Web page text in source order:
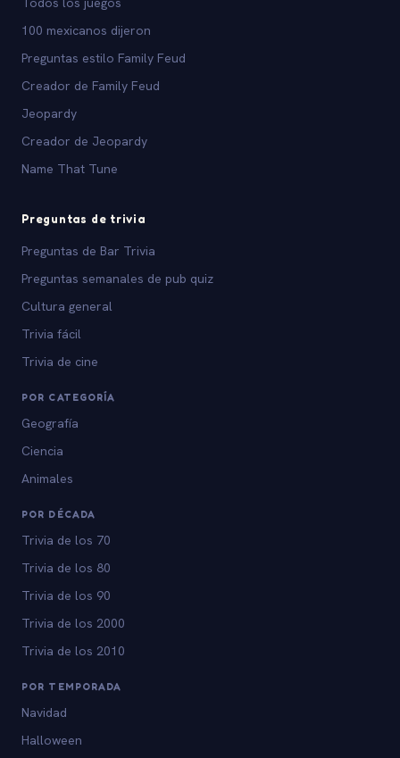
100 mexicanos dijeron
Preguntas estilo Family Feud
Creador de Family Feud
Jeopardy
Creador de Jeopardy
Name That Tune
Preguntas de trivia
Preguntas de Bar Trivia
Preguntas semanales de pub quiz
Cultura general
Trivia fácil
Trivia de cine
POR CATEGORÍA
Geografía
Ciencia
Animales
POR DÉCADA
Trivia de los 70
Trivia de los 80
Trivia de los 90
Trivia de los 2000
Trivia de los 2010
POR TEMPORADA
Navidad
Halloween